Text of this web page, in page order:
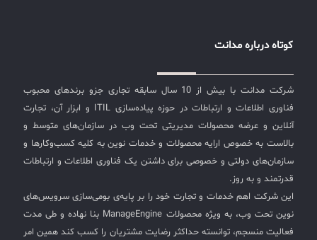
کوتاه درباره مدانت
شرکت مدانت با بیش از 10 سال سابقه تجاری جزو برندهای محبوب
فناوری اطلاعات و ارتباطات در حوزه پیاده‌سازی ITIL و ابزار آن، تجارت
آنلاین و عرضه محصولات مدیریتی تحت وب در سازمان‌های متوسط و
بالاست به خصوص ارایه محصولات و خدمات نوین به کلیه کسب‌وکارها و
سازمان‌های دولتی و خصوصی برای داشتن یک فناوری اطلاعات و ارتباطات
قدرتمند و به روز.
این شرکت اهم خدمات و تجارت خود را بر پایه‌ی بومی‌سازی سرویس‌های
نوین تحت وب، به ویژه محصولات ManageEngine بنا نهاده و طی مدت
فعالیت منسجم، توانسته حداکثر رضایت مشتریان را کسب کند همین امر